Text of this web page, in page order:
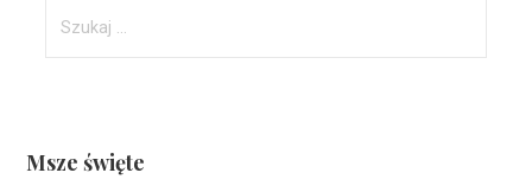
Msze święte